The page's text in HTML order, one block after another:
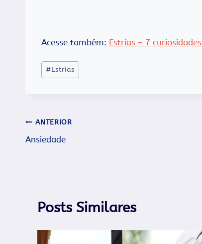
Acesse também: Estrias – 7 curiosidades
Tags
do
#Estrias
Navegação
de
ANTERIOR
Ansiedade
Posts Similares